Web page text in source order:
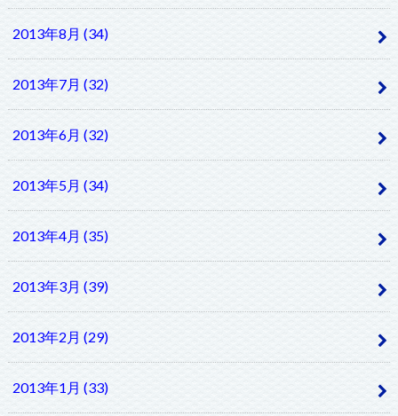
2013年8月 (34)
2013年7月 (32)
2013年6月 (32)
2013年5月 (34)
2013年4月 (35)
2013年3月 (39)
2013年2月 (29)
2013年1月 (33)